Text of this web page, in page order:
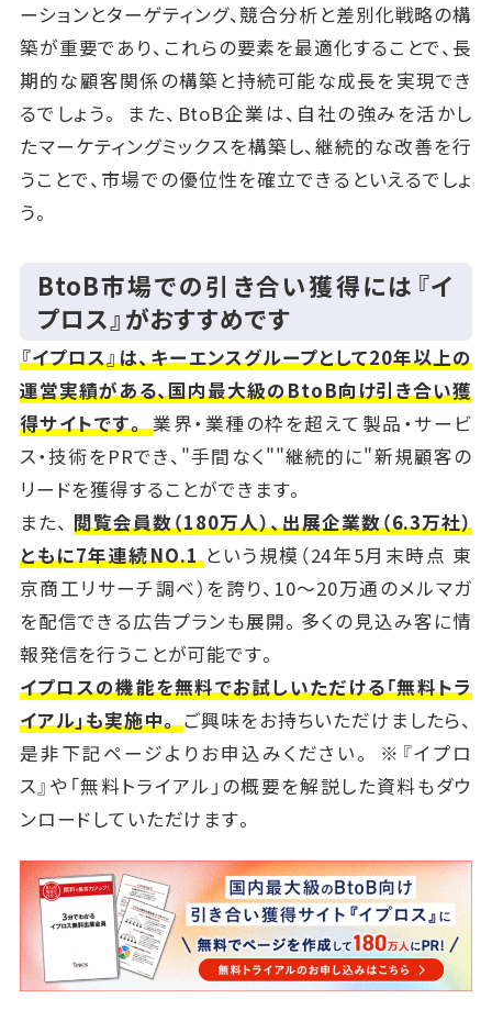
ーションとターゲティング、競合分析と差別化戦略の構
築が重要であり、これらの要素を最適化することで、長
期的な顧客関係の構築と持続可能な成長を実現でき
るでしょう。 また、BtoB企業は、自社の強みを活かし
たマーケティングミックスを構築し、継続的な改善を行
うことで、市場での優位性を確立できるといえるでしょ
う。
BtoB市場での引き合い獲得には『イ
プロス』がおすすめです
『イプロス』は、キーエンスグループとして20年以上の
運営実績がある、国内最大級のBtoB向け引き合い獲
得サイトです。業界・業種の枠を超えて製品・サービ
ス・技術をPRでき、"手間なく""継続的に"新規顧客の
リードを獲得することができます。
また、 閲覧会員数（180万人）、出展企業数（6.3万社）
ともに7年連続NO.1という規模（24年5月末時点 東
京商工リサーチ調べ）を誇り、10～20万通のメルマガ
を配信できる広告プランも展開。多くの見込み客に情
報発信を行うことが可能です。
イプロスの機能を無料でお試しいただける「無料トラ
イアル」も実施中。ご興味をお持ちいただけましたら、
是非下記ページよりお申込みください。 ※『イプロ
ス』や「無料トライアル」の概要を解説した資料もダウ
ンロードしていただけます。